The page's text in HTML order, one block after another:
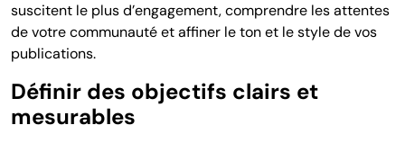
suscitent le plus d’engagement, comprendre les attentes
de votre communauté et affiner le ton et le style de vos
publications.
Définir des objectifs clairs et
mesurables